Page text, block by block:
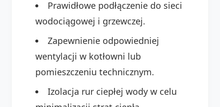
Prawidłowe podłączenie do sieci
wodociągowej i grzewczej.
Zapewnienie odpowiedniej
wentylacji w kotłowni lub
pomieszczeniu technicznym.
Izolacja rur ciepłej wody w celu